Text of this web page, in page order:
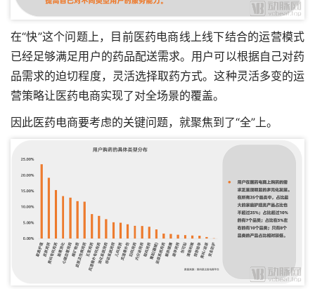
在“快”这个问题上，目前医药电商线上线下结合的运营模式
已经足够满足用户的药品配送需求。用户可以根据自己对药
品需求的迫切程度，灵活选择取药方式。这种灵活多变的运
营策略让医药电商实现了对全场景的覆盖。
因此医药电商要考虑的关键问题，就聚焦到了“全”上。